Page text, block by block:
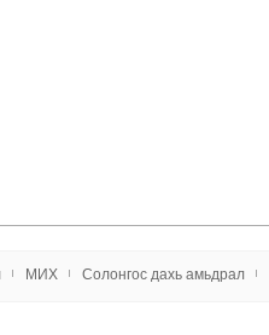
МИX Солонгос даxь амьдрал